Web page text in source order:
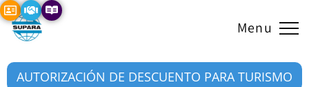
Menu
AUTORIZACIÓN DE DESCUENTO PARA TURISMO